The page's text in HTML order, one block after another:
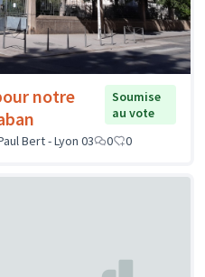
notre
Soumise
au vote
Bert - Lyon 03
0 0